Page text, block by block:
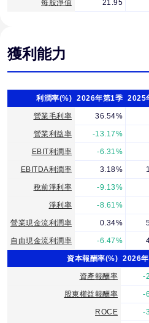
每股淨值 21.95
獲利能力
利潤率(%) 2026年第1季 2025
營業毛利率 36.54%
營業利益率 -13.17%
EBIT利潤率 -6.31%
EBITDA利潤率 3.18%
稅前淨利率 -9.13%
淨利率 -8.61%
營業現金流利潤率 0.34%
自由現金流利潤率 -6.47%
資本報酬率(%) 2026
資產報酬率 -
股東權益報酬率 -
ROCE -